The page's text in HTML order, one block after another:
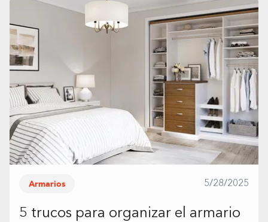
Armarios 5/28/2025
5 trucos para organizar el armario